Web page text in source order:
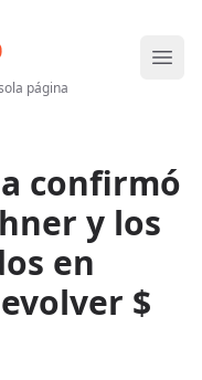
página
Abrir
confirmó
y los
en
$